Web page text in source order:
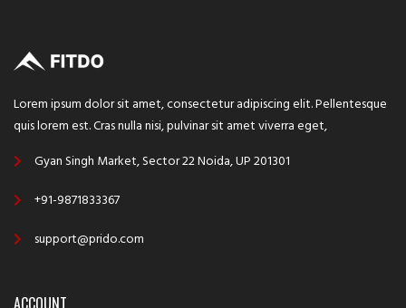
Lorem ipsum dolor sit amet, consectetur adipiscing elit. Pellentesque
quis lorem est. Cras nulla nisi, pulvinar sit amet viverra eget,
Gyan Singh Market, Sector 22 Noida, UP 201301
+91-9871833367
support@prido.com
ACCOUNT